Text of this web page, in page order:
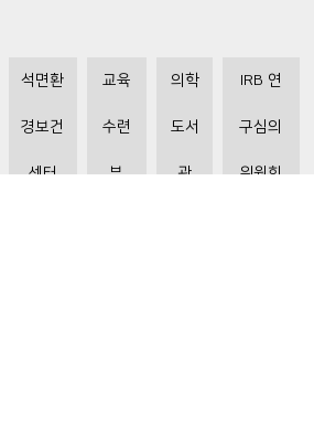
석면환
경보건
센터
교육
수련
부
의학
도서
관
IRB 연
구심의
위원회